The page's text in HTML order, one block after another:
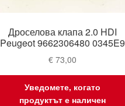
Дроселова клапа 2.0 HDI
Peugeot 9662306480 0345E9
€ 73,00
Уведомете, когато
продуктът е наличен